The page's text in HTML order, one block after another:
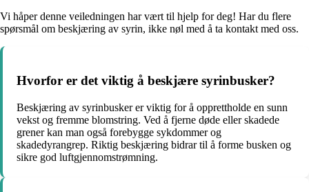
Vi håper denne veiledningen har vært til hjelp for deg! Har du flere
spørsmål om beskjæring av syrin, ikke nøl med å ta kontakt med oss.
Hvorfor er det viktig å beskjære syrinbusker?
Beskjæring av syrinbusker er viktig for å opprettholde en sunn
vekst og fremme blomstring. Ved å fjerne døde eller skadede
grener kan man også forebygge sykdommer og
skadedyrangrep. Riktig beskjæring bidrar til å forme busken og
sikre god luftgjennomstrømning.